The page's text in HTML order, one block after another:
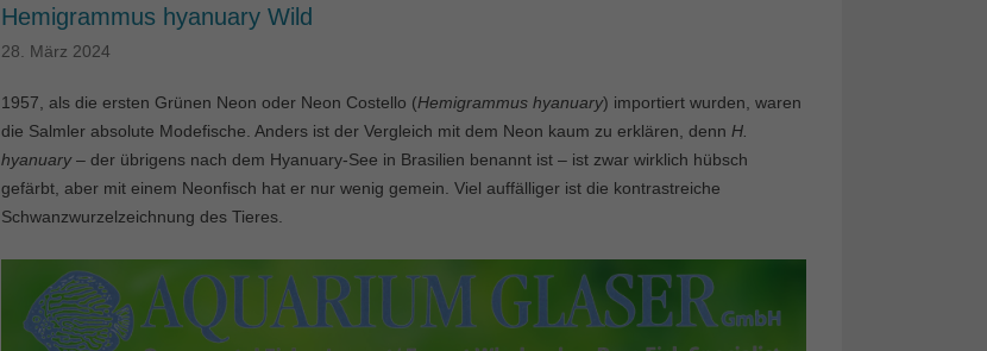
Hemigrammus hyanuary Wild
28. März 2024
1957, als die ersten Grünen Neon oder Neon Costello (Hemigrammus hyanuary) importiert wurden, waren
die Salmler absolute Modefische. Anders ist der Vergleich mit dem Neon kaum zu erklären, denn H.
hyanuary– der übrigens nach dem Hyanuary-See in Brasilien benannt ist – ist zwar wirklich hübsch
gefärbt, aber mit einem Neonfisch hat er nur wenig gemein. Viel auffälliger ist die kontrastreiche
Schwanzwurzelzeichnung des Tieres.